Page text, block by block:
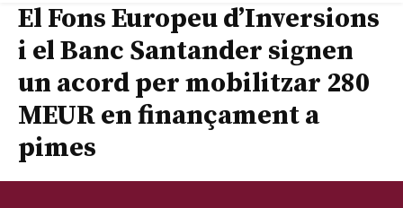
El Fons Europeu d’Inversions
i el Banc Santander signen
un acord per mobilitzar 280
MEUR en finançament a
pimes